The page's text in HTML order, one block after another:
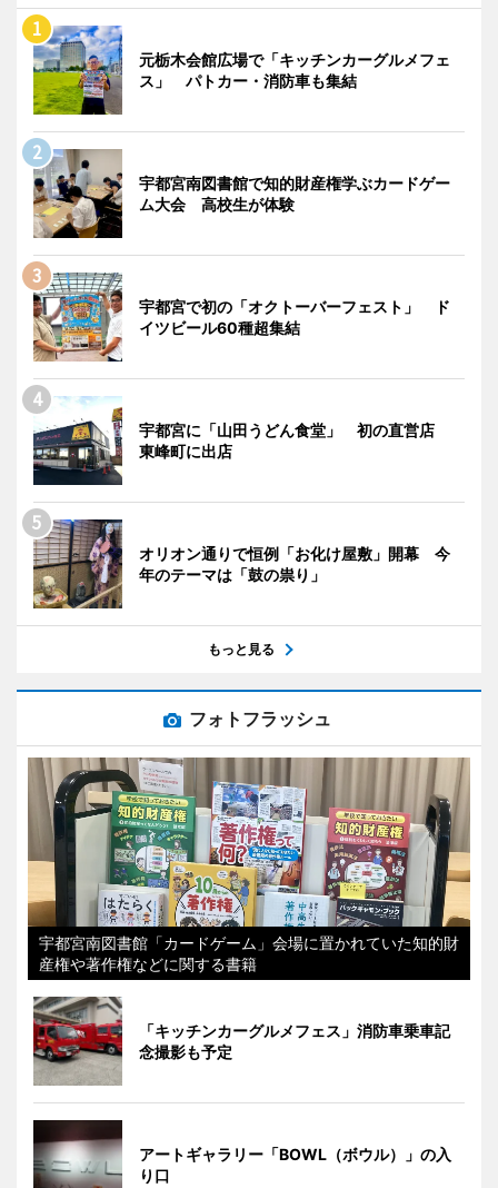
元栃木会館広場で「キッチンカーグルメフェ
ス」 パトカー・消防車も集結
宇都宮南図書館で知的財産権学ぶカードゲー
ム大会 高校生が体験
宇都宮で初の「オクトーバーフェスト」 ド
イツビール60種超集結
宇都宮に「山田うどん食堂」 初の直営店
東峰町に出店
オリオン通りで恒例「お化け屋敷」開幕 今
年のテーマは「鼓の祟り」
もっと見る
フォトフラッシュ
宇都宮南図書館「カードゲーム」会場に置かれていた知的財
産権や著作権などに関する書籍
「キッチンカーグルメフェス」消防車乗車記
念撮影も予定
アートギャラリー「BOWL（ボウル）」の入
り口